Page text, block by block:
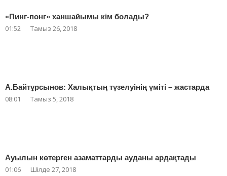
«Пинг-понг» ханшайымы кім болады?
01:52 Тамыз 26, 2018
А.Байтұрсынов: Халықтың түзелуінің үміті – жастарда
08:01 Тамыз 5, 2018
Ауылын көтерген азаматтарды ауданы ардақтады
01:06 Шілде 27, 2018